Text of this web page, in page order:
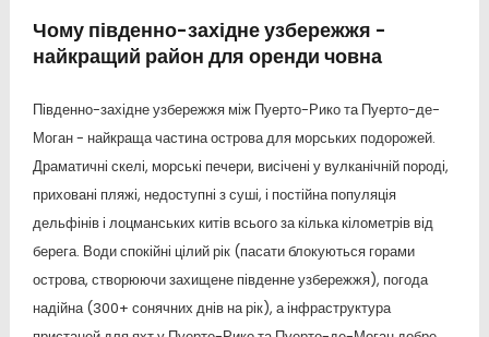
Чому південно-західне узбережжя -
найкращий район для оренди човна
Південно-західне узбережжя між Пуерто-Рико та Пуерто-де-
Моган - найкраща частина острова для морських подорожей.
Драматичні скелі, морські печери, висічені у вулканічній породі,
приховані пляжі, недоступні з суші, і постійна популяція
дельфінів і лоцманських китів всього за кілька кілометрів від
берега. Води спокійні цілий рік (пасати блокуються горами
острова, створюючи захищене південне узбережжя), погода
надійна (300+ сонячних днів на рік), а інфраструктура